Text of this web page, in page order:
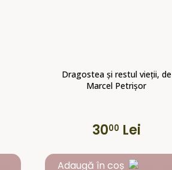
Dragostea și restul vieții, de
Marcel Petrișor
3000 Lei
Adaugă în coș